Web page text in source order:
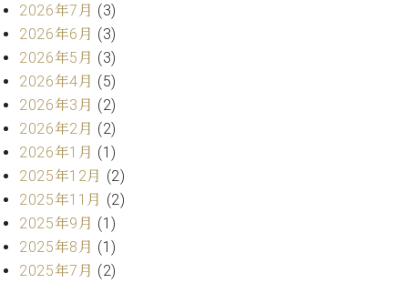
コ
ン
サ
ト
ア
ッ
プ
ラ
イ
ト
ピ
ア
ノ
楽
教
室
ご
愛
者
の
声
楽
教
室
ご
挨
拶
展
情
報
ホー
ル・
スタ
ジオ
タル
ホー
2026年7月 (3)
2026年6月 (3)
2026年5月 (3)
2026年4月 (5)
2026年3月 (2)
2026年2月 (2)
2026年1月 (1)
2025年12月 (2)
2025年11月 (2)
2025年9月 (1)
2025年8月 (1)
2025年7月 (2)